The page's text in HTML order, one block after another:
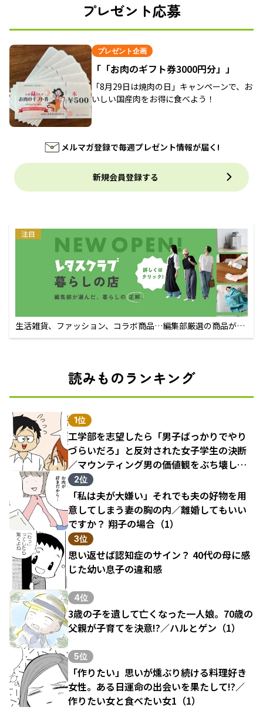
プレゼント応募
プレゼント企画
「「お肉のギフト券3000円分」」
「8月29日は焼肉の日」キャンペーンで、お
いしい国産肉をお得に食べよう！
メルマガ登録で毎週プレゼント情報が届く!
新規会員登録する
注目
生活雑貨、ファッション、コラボ商品…編集部厳選の商品が買
えるECサイト
読みものランキング
1位
工学部を志望したら「男子ばっかりでやり
づらいだろ」と反対された女子学生の決断
／マウンティング男の価値観をぶち壊した
結果（1）
2位
「私は夫が大嫌い」それでも夫の好物を用
意してしまう妻の胸の内／離婚してもいい
ですか？ 翔子の場合（1）
3位
思い返せば認知症のサイン？ 40代の母に感
じた幼い息子の違和感
4位
3歳の子を遺して亡くなった一人娘。70歳の
父親が子育てを決意!?／ハルとゲン（1）
5位
「作りたい」思いが燻ぶり続ける料理好き
女性。ある日運命の出会いを果たして!?／
作りたい女と食べたい女1（1）